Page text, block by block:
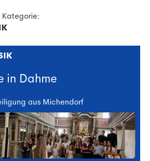
Kategorie:
in Dahme
aus Michendorf